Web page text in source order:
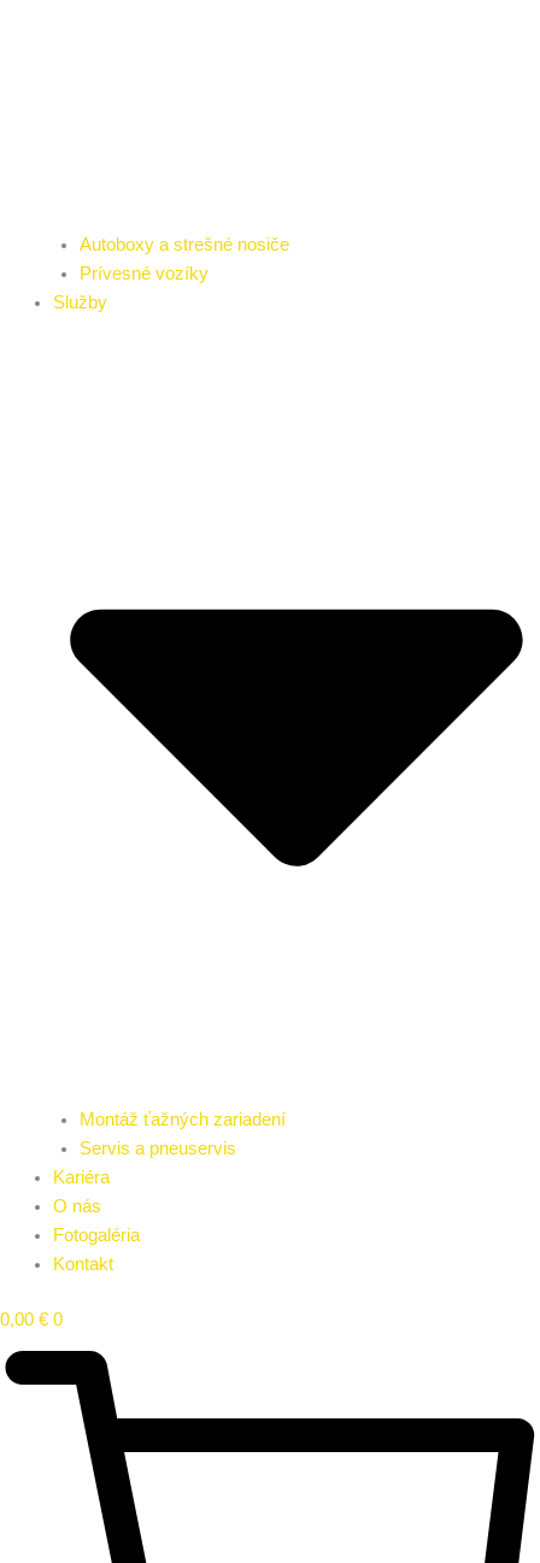
Autoboxy a strešné nosiče
Prívesné vozíky
Služby
Montáž ťažných zariadení
Servis a pneuservis
Kariéra
O nás
Fotogaléria
Kontakt
0,00 € 0